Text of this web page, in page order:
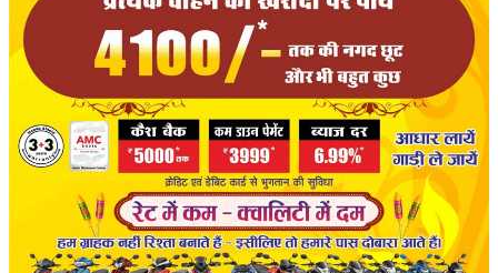
रोजगार
राजनीति
मनोरंजन
मैगज़ीन की लेख
All